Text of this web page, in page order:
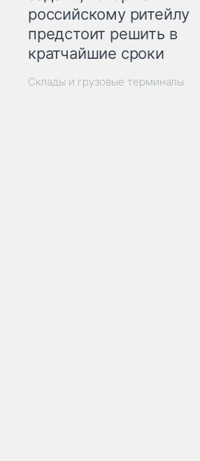
российскому ритейлу
предстоит решить в
кратчайшие сроки
Склады и грузовые терминалы